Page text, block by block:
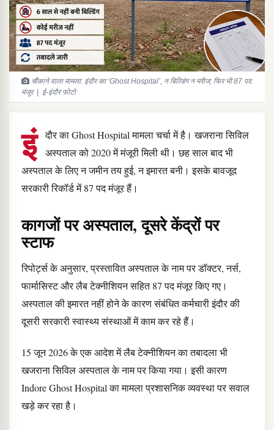
चौंकाने वाला मामला: इंदौर का ‘Ghost Hospital’, न बिल्डिंग न मरीज; फिर भी 87 पद
मंजूर | ई-इंदौर फोटो
इं
दौर का Ghost Hospital मामला चर्चा में है। खजराना सिविल
अस्पताल को 2020 में मंजूरी मिली थी। छह साल बाद भी
अस्पताल के लिए न जमीन तय हुई, न इमारत बनी। इसके बावजूद
सरकारी रिकॉर्ड में 87 पद मंजूर हैं।
कागजों पर अस्पताल, दूसरे केंद्रों पर
स्टाफ
रिपोर्ट्स के अनुसार, प्रस्तावित अस्पताल के नाम पर डॉक्टर, नर्स,
फार्मासिस्ट और लैब टेक्नीशियन सहित 87 पद मंजूर किए गए।
अस्पताल की इमारत नहीं होने के कारण संबंधित कर्मचारी इंदौर की
दूसरी सरकारी स्वास्थ्य संस्थाओं में काम कर रहे हैं।
15 जून 2026 के एक आदेश में लैब टेक्नीशियन का तबादला भी
खजराना सिविल अस्पताल के नाम पर किया गया। इसी कारण
Indore Ghost Hospital का मामला प्रशासनिक व्यवस्था पर सवाल
खड़े कर रहा है।